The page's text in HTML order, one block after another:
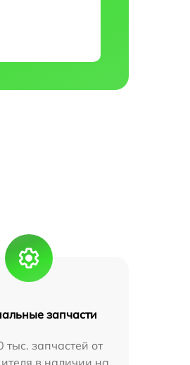
запчасти
тыс. запчастей от